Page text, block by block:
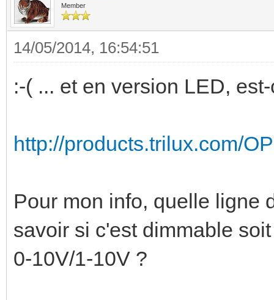
Member
14/05/2014, 16:54:51
:-( ... et en version LED,
http://products.trilux.com/
Pour mon info, quelle ligne
savoir si c'est dimmable
0-10V/1-10V ?